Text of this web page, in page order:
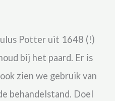
Potter uit 1648 (!)
bij het paard. Er is
zien we gebruik van
behandelstand. Doel